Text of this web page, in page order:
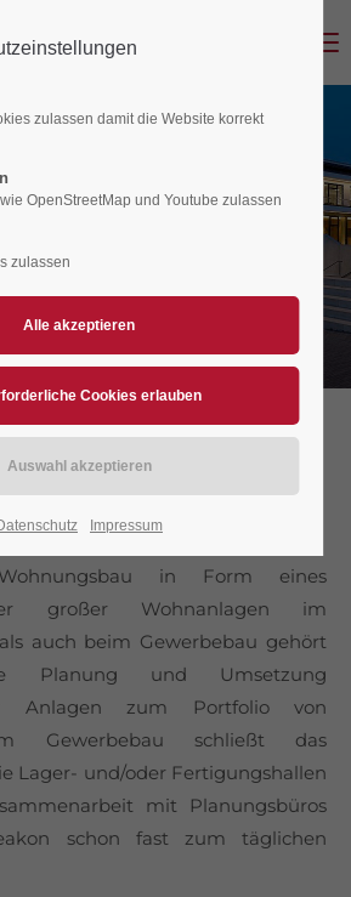
in Form eines
großer Wohnanlagen im
auch beim Gewerbebau gehört
Planung und Umsetzung
Anlagen zum Portfolio von
Gewerbebau schließt das
Lager- und/oder Fertigungshallen
mit Planungsbüros
schon fast zum täglichen
zulassen damit die Website korrekt
OpenStreetMap und Youtube zulassen
zulassen
Impressum